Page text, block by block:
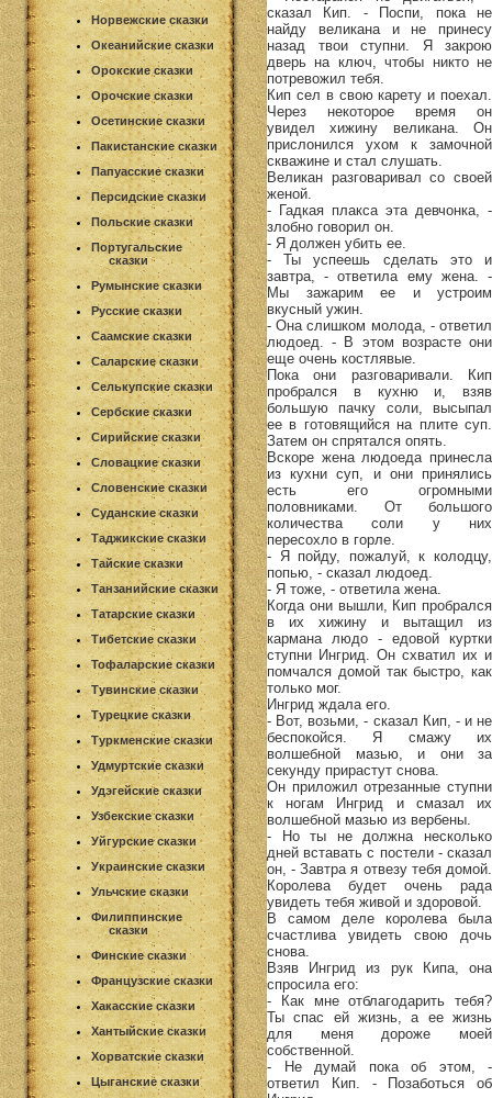
Норвежские сказки
Океанийские сказки
Орокские сказки
Орочские сказки
Осетинские сказки
Пакистанские сказки
Папуасские сказки
Персидские сказки
Польские сказки
Португальские
сказки
Румынские сказки
Русские сказки
Саамские сказки
Саларские сказки
Селькупские сказки
Сербские сказки
Сирийские сказки
Словацкие сказки
Словенские сказки
Суданские сказки
Таджикские сказки
Тайские сказки
Танзанийские сказки
Татарские сказки
Тибетские сказки
Тофаларские сказки
Тувинские сказки
Турецкие сказки
Туркменские сказки
Удмуртские сказки
Удэгейские сказки
Узбекские сказки
Уйгурские сказки
Украинские сказки
Ульчские сказки
Филиппинские
сказки
Финские сказки
Французские сказки
Хакасские сказки
Хантыйские сказки
Хорватские сказки
Цыганские сказки
сказал Кип. - Поспи, пока не
найду великана и не принесу
назад твои ступни. Я закрою
дверь на ключ, чтобы никто не
потревожил тебя.
Кип сел в свою карету и поехал.
Через некоторое время он
увидел хижину великана. Он
прислонился ухом к замочной
скважине и стал слушать.
Великан разговаривал со своей
женой.
- Гадкая плакса эта девчонка, -
злобно говорил он.
- Я должен убить ее.
- Ты успеешь сделать это и
завтра, - ответила ему жена. -
Мы зажарим ее и устроим
вкусный ужин.
- Она слишком молода, - ответил
людоед. - В этом возрасте они
еще очень костлявые.
Пока они разговаривали. Кип
пробрался в кухню и, взяв
большую пачку соли, высыпал
ее в готовящийся на плите суп.
Затем он спрятался опять.
Вскоре жена людоеда принесла
из кухни суп, и они принялись
есть его огромными
половниками. От большого
количества соли у них
пересохло в горле.
- Я пойду, пожалуй, к колодцу,
попью, - сказал людоед.
- Я тоже, - ответила жена.
Когда они вышли, Кип пробрался
в их хижину и вытащил из
кармана людо - едовой куртки
ступни Ингрид. Он схватил их и
помчался домой так быстро, как
только мог.
Ингрид ждала его.
- Вот, возьми, - сказал Кип, - и не
беспокойся. Я смажу их
волшебной мазью, и они за
секунду прирастут снова.
Он приложил отрезанные ступни
к ногам Ингрид и смазал их
волшебной мазью из вербены.
- Но ты не должна несколько
дней вставать с постели - сказал
он, - Завтра я отвезу тебя домой.
Королева будет очень рада
увидеть тебя живой и здоровой.
В самом деле королева была
счастлива увидеть свою дочь
снова.
Взяв Ингрид из рук Кипа, она
спросила его:
- Как мне отблагодарить тебя?
Ты спас ей жизнь, а ее жизнь
для меня дороже моей
собственной.
- Не думай пока об этом, -
ответил Кип. - Позаботься об